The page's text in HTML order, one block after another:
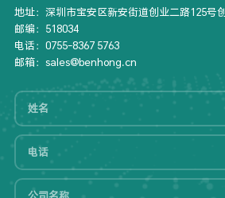
地址：深圳市宝安区新安街道创业二路125号
邮编：518034
电话：0755-8367 5763
邮箱：sales@benhong.cn